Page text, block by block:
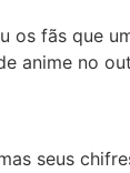
fãs que
anime no
seus